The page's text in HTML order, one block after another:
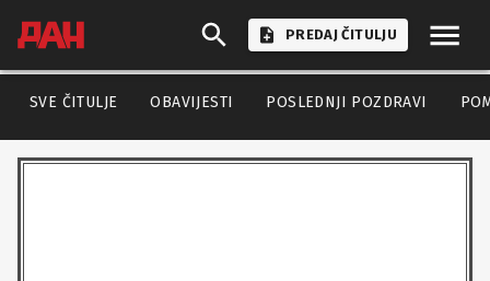
PREDAJ ČITULJU
SVE ČITULJE OBAVIJESTI POSLEDNJI POZDRAVI